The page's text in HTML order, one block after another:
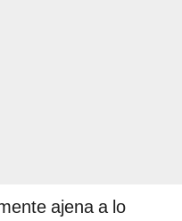
ajena a lo